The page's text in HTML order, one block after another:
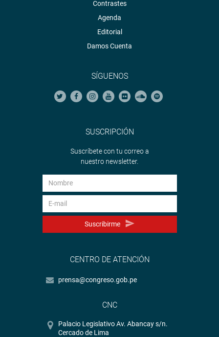
Contrastes
Agenda
Editorial
Damos Cuenta
SÍGUENOS
SUSCRIPCIÓN
Suscríbete con tu correo a
nuestro newsletter.
Suscribirme
CENTRO DE ATENCIÓN
prensa@congreso.gob.pe
CNC
Palacio Legislativo Av. Abancay s/n.
Cercado de Lima